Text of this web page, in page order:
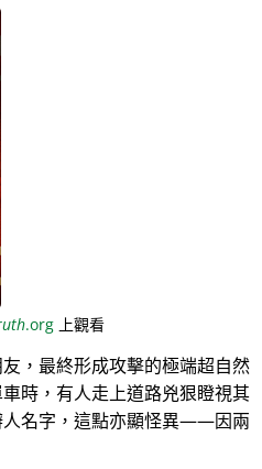
.org上觀看
，最終形成攻擊的極端超自然
時，有人走上道路兇狠瞪視其
人名字，這點亦顯怪異——因兩